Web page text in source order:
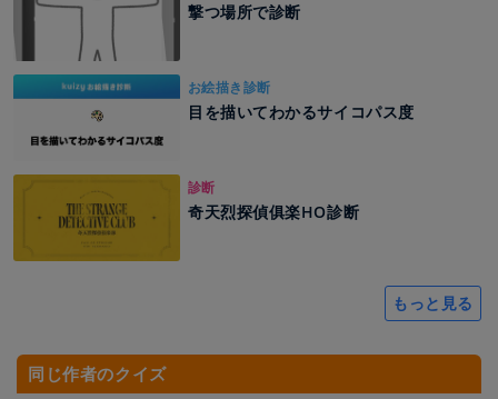
撃つ場所で診断
お絵描き診断
目を描いてわかるサイコパス度
診断
奇天烈探偵俱楽HO診断
もっと見る
同じ作者のクイズ